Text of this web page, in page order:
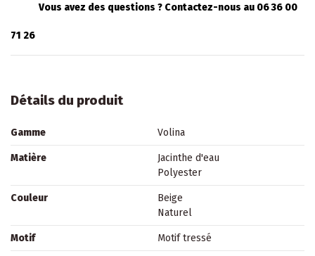
Vous avez des questions ? Contactez-nous au 06 36 00
71 26
Détails du produit
Gamme Volina
Matière
Jacinthe d'eau
Polyester
Couleur
Beige
Naturel
Motif Motif tressé